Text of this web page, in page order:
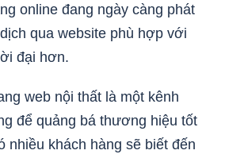
online đang ngày càng phát
qua website phù hợp với
đại hơn.
web nội thất là một kênh
để quảng bá thương hiệu tốt
nhiều khách hàng sẽ biết đến